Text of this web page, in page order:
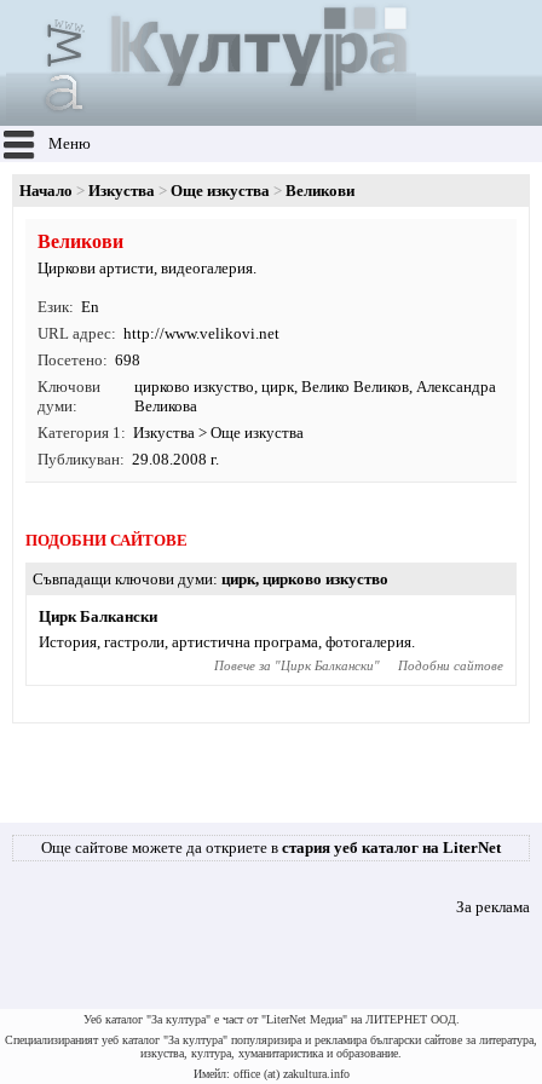
Меню
Начало Изкуства Още изкуства Великови
Великови
Циркови артисти, видеогалерия.
Език
En
URL адрес
http://www.velikovi.net
Посетено
698
Ключови
думи
цирково изкуство,цирк, Велико Великов, Александра
Великова
Категория 1
Изкуства > Още изкуства
Публикуван
29.08.2008 г.
ПОДОБНИ САЙТОВЕ
Съвпадащи ключови думи цирк, цирково изкуство
Цирк Балкански
История, гастроли, артистична програма, фотогалерия.
Повече за "Цирк Балкански" Подобни сайтове
Още сайтове можете да откриете в стария уеб каталог на LiterNet
За реклама
Уеб каталог "За култура" е част от "LiterNet Медиа" на ЛИТЕРНЕТ ООД.
Специализираният уеб каталог "За култура" популяризира и рекламира български сайтове за литература,
изкуства, култура, хуманитаристика и образование.
Имейл: office (at) zakultura.info